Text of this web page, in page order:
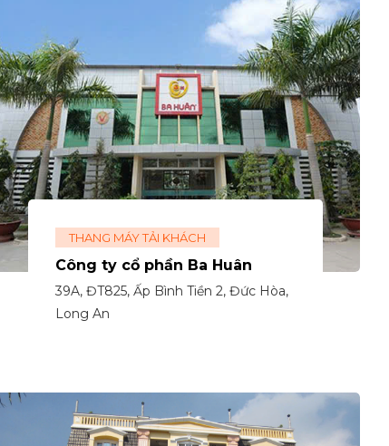
THANG MÁY TẢI KHÁCH
Công ty cổ phần Ba Huân
39A, ĐT825, Ấp Bình Tiền 2, Đức Hòa,
Long An